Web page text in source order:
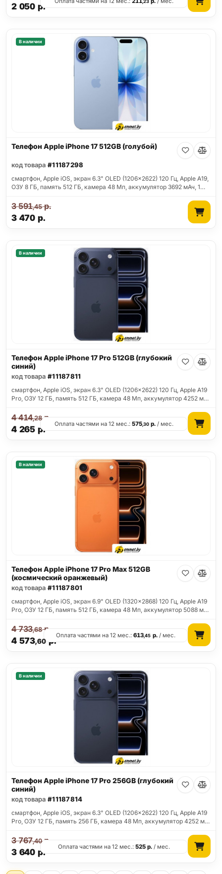
2 050 р.
,23
В наличии
Телефон Apple iPhone 17 512GB (голубой)
код товара #11187298
смартфон, Apple iOS, экран 6.3" OLED (1206x2622) 120 Гц, Apple A19,
ОЗУ 8 ГБ, память 512 ГБ, камера 48 Мп, аккумулятор 3692 мАч, 1…
3 470 р.
3 591,45р.
В наличии
Телефон Apple iPhone 17 Pro 512GB (глубокий
синий)
код товара #11187811
смартфон, Apple iOS, экран 6.3" OLED (1206x2622) 120 Гц, Apple A19
Pro, ОЗУ 12 ГБ, память 512 ГБ, камера 48 Мп, аккумулятор 4252 м…
4 265 р.
4 414,28р.
Оплата частями на 12 мес.:575,30 р. / мес.
В наличии
Телефон Apple iPhone 17 Pro Max 512GB
(космический оранжевый)
код товара #11187801
смартфон, Apple iOS, экран 6.9" OLED (1320x2868) 120 Гц, Apple A19
Pro, ОЗУ 12 ГБ, память 512 ГБ, камера 48 Мп, аккумулятор 5088 м…
4 573,60 р.
4 733,68р.
Оплата частями на 12 мес.:613,45 р./ мес.
В наличии
Телефон Apple iPhone 17 Pro 256GB (глубокий
синий)
код товара #11187814
смартфон, Apple iOS, экран 6.3" OLED (1206x2622) 120 Гц, Apple A19
Pro, ОЗУ 12 ГБ, память 256 ГБ, камера 48 Мп, аккумулятор 4252 м…
3 640 р.
3 767,40р.
Оплата частями на 12 мес.:525 р. / мес.